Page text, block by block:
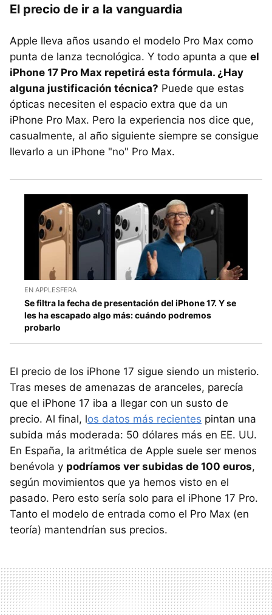
El precio de ir a la vanguardia
Apple lleva años usando el modelo Pro Max como
punta de lanza tecnológica. Y todo apunta a que el
iPhone 17 Pro Max repetirá esta fórmula. ¿Hay
alguna justificación técnica? Puede que estas
ópticas necesiten el espacio extra que da un
iPhone Pro Max. Pero la experiencia nos dice que,
casualmente, al año siguiente siempre se consigue
llevarlo a un iPhone "no" Pro Max.
EN APPLESFERA
Se filtra la fecha de presentación del iPhone 17. Y se
les ha escapado algo más: cuándo podremos
probarlo
El precio de los iPhone 17 sigue siendo un misterio.
Tras meses de amenazas de aranceles, parecía
que el iPhone 17 iba a llegar con un susto de
precio. Al final, los datos más recientes pintan una
subida más moderada: 50 dólares más en EE. UU.
En España, la aritmética de Apple suele ser menos
benévola y podríamos ver subidas de 100 euros,
según movimientos que ya hemos visto en el
pasado. Pero esto sería solo para el iPhone 17 Pro.
Tanto el modelo de entrada como el Pro Max (en
teoría) mantendrían sus precios.